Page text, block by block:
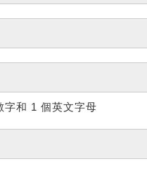
字和 1 個英文字母